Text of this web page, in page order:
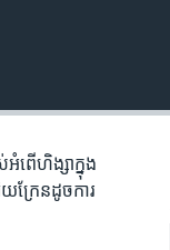
ពើហិ​ង្សាក្នុង​
ក្រែនដូចការ​